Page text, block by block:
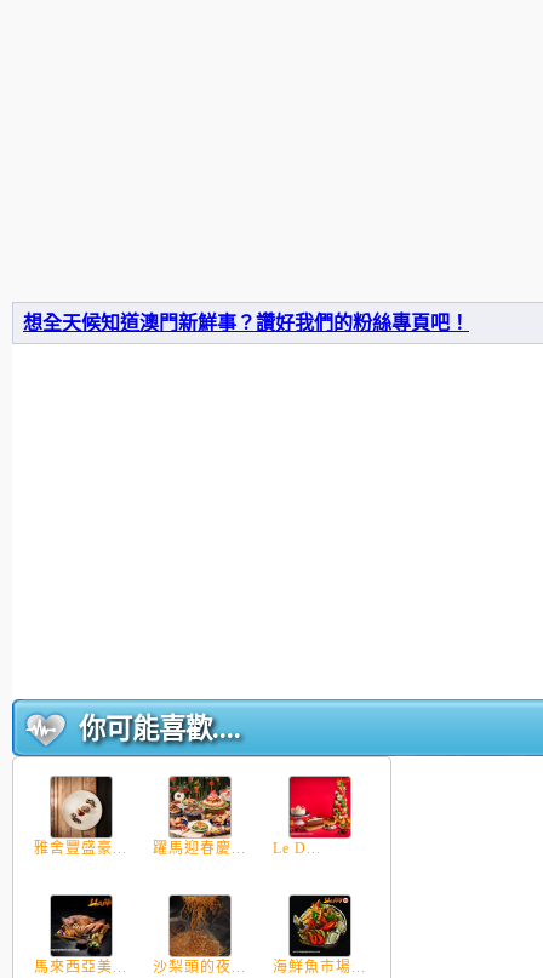
想全天候知道澳門新鮮事？讚好我們的粉絲專頁吧！
你可能喜歡....
雅舍豐盛豪... 躍馬迎春慶... Le D...
馬來西亞美... 沙梨頭的夜... 海鮮魚市場...